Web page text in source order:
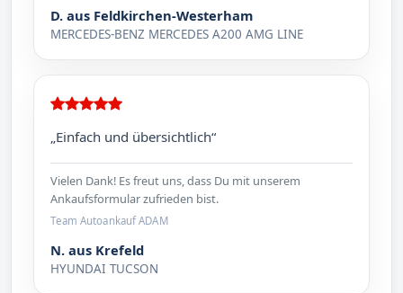
D. aus Feldkirchen-Westerham
MERCEDES-BENZ MERCEDES A200 AMG LINE
„Einfach und übersichtlich“
Vielen Dank! Es freut uns, dass Du mit unserem
Ankaufsformular zufrieden bist.
Team Autoankauf ADAM
N. aus Krefeld
HYUNDAI TUCSON